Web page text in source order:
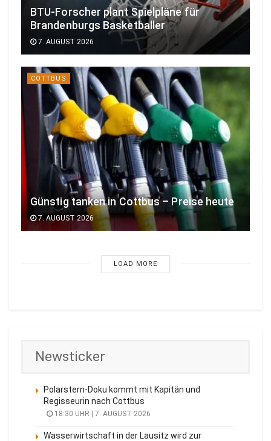
BTU-Forscher plant Spielpläne für
Brandenburgs Basketballer
7. AUGUST 2026
COTTBUS
Günstig tanken in Cottbus – Preise heute
7. AUGUST 2026
LOAD MORE
Newsticker
Polarstern-Doku kommt mit Kapitän und
Regisseurin nach Cottbus
18:30 UHR | 7. AUGUST 2026
Wasserwirtschaft in der Lausitz wird zur